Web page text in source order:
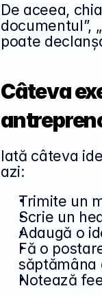
De aceea,
documentul”,
poate
Câteva
Iată câteva
azi:
Trimite un
Scrie un
Adaugă o
Fă o
săptămâna
Notează